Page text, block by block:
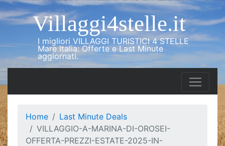
Villaggi4stelle.it
I migliori VILLAGGI TURISTICI 4 STELLE
Mare Italia: Offerte e Last Minute
aggiornati.
Home
Last Minute Deals
VILLAGGIO-A-MARINA-DI-OROSEI-
OFFERTA-PREZZI-ESTATE-2025-IN-